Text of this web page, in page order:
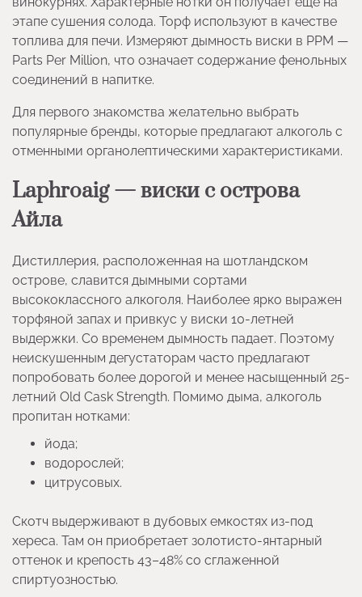
этапе сушения солода. Торф используют в качестве
топлива для печи. Измеряют дымность виски в РРМ —
Parts Per Million, что означает содержание фенольных
соединений в напитке.
Для первого знакомства желательно выбрать
популярные бренды, которые предлагают алкоголь с
отменными органолептическими характеристиками.
Laphroaig — виски с острова
Айла
Дистиллерия, расположенная на шотландском
острове, славится дымными сортами
высококлассного алкоголя. Наиболее ярко выражен
торфяной запах и привкус у виски 10-летней
выдержки. Со временем дымность падает. Поэтому
неискушенным дегустаторам часто предлагают
попробовать более дорогой и менее насыщенный 25-
летний Old Cask Strength. Помимо дыма, алкоголь
пропитан нотками:
йода;
водорослей;
цитрусовых.
Скотч выдерживают в дубовых емкостях из-под
хереса. Там он приобретает золотисто-янтарный
оттенок и крепость 43–48% со сглаженной
спиртуозностью.